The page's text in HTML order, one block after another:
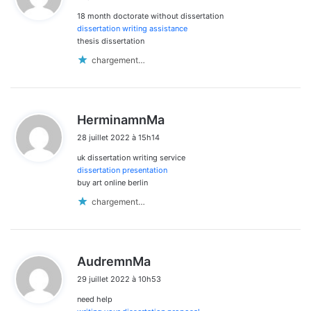
:
18 month doctorate without dissertation
dissertation writing assistance
thesis dissertation
chargement…
HerminamnMa
:
28 juillet 2022 à 15h14
uk dissertation writing service
dissertation presentation
buy art online berlin
chargement…
AudremnMa
t
29 juillet 2022 à 10h53
need help